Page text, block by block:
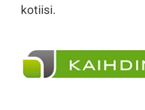
kotiisi.